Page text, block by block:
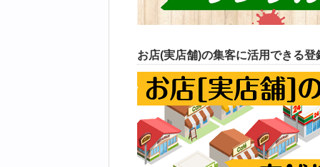
お店(実店舗)の集客に活用できる